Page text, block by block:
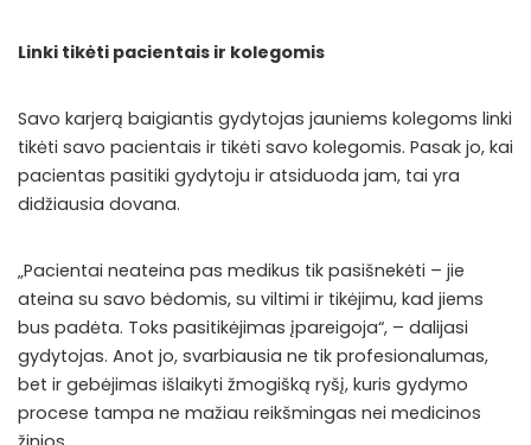
Linki tikėti pacientais ir kolegomis
Savo karjerą baigiantis gydytojas jauniems kolegoms linki
tikėti savo pacientais ir tikėti savo kolegomis. Pasak jo, kai
pacientas pasitiki gydytoju ir atsiduoda jam, tai yra
didžiausia dovana.
„Pacientai neateina pas medikus tik pasišnekėti – jie
ateina su savo bėdomis, su viltimi ir tikėjimu, kad jiems
bus padėta. Toks pasitikėjimas įpareigoja“, – dalijasi
gydytojas. Anot jo, svarbiausia ne tik profesionalumas,
bet ir gebėjimas išlaikyti žmogišką ryšį, kuris gydymo
procese tampa ne mažiau reikšmingas nei medicinos